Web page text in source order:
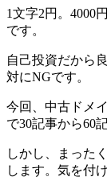
1文字2円。4000
です。
自己投資だから
対にNGです。
今回、中古ドメ
で30記事から60
しかし、まった
します。気を付